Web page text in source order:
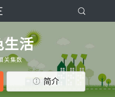
生活
关集数
简介